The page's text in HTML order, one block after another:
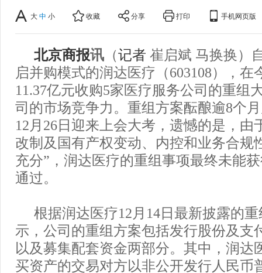
大 中 小 收藏 分享 打印 手机网页版
北京商报讯 （记者 崔启斌 马换换）
启并购模式的润达医疗（603108），在
11.37亿元收购5家医疗服务公司的重组
司的市场竞争力。重组方案酝酿逾8个
12月26日迎来上会大考，遗憾的是，由
改制及国有产权变动、内控和业务合规
充分”，润达医疗的重组事项最终未能
通过。
根据润达医疗12月14日最新披露的
示，公司的重组方案包括发行股份及支
以及募集配套资金两部分。其中，润达
买资产的交易对方以非公开发行人民币